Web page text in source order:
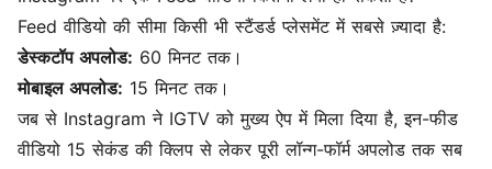
Feed वीडियो की सीमा किसी भी स्टैंडर्ड प्लेसमेंट में सबसे ज़्यादा है:
डेस्कटॉप अपलोड: 60 मिनट तक।
मोबाइल अपलोड: 15 मिनट तक।
जब से Instagram ने IGTV को मुख्य ऐप में मिला दिया है, इन-फीड
वीडियो 15 सेकंड की क्लिप से लेकर पूरी लॉन्ग-फॉर्म अपलोड तक सब